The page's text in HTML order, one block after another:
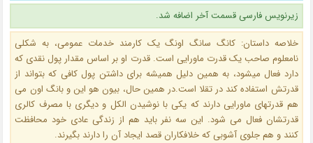
زیرنویس فارسی قسمت آخر اضافه شد.
خلاصه داستان: کانگ سانگ اونگ یک کارمند خدمات عمومی، به شکلی
نامعلوم صاحب یک قدرت ماورایی است. قدرت او بر اساس مقدار پول نقدی که
دارد فعال میشود، به همین دلیل همیشه برای داشتن پول کافی که بتواند از
قدرتش استفاده کند در تقلا است.در همین حال، بیون هو این و بانگ اون می
هم قدرتهای ماورایی دارند که یکی با نوشیدن الکل و دیگری با مصرف کالری
قدرتشان فعال می شود. این سه نفر باید هم از زندگی عادی خود محافظت
کنند و هم جلوی آشوبی که خلافکاران قصد ایجاد آن را دارند بگیرند.